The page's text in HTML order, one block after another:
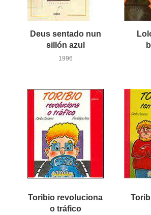
Deus sentado nun
sillón azul
1996
Toribio revoluciona
o tráfico